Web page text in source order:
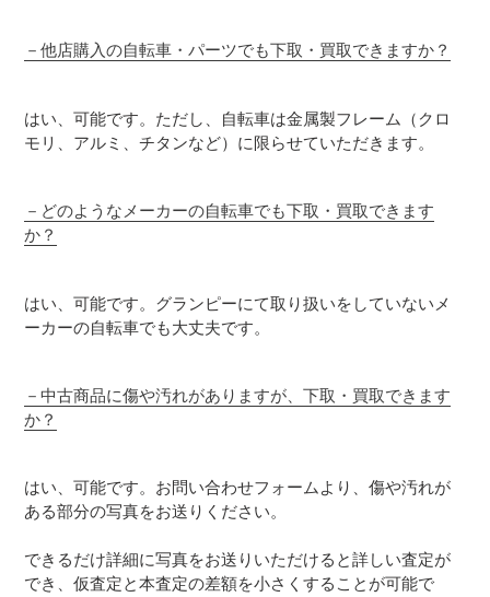
－ 他店購入の自転車・パーツでも下取・買取できますか？
はい、可能です。ただし、自転車は金属製フレーム（クロ
モリ、アルミ、チタンなど）に限らせていただきます。
－ どのようなメーカーの自転車でも下取・買取できます
か？
はい、可能です。グランピーにて取り扱いをしていないメ
ーカーの自転車でも大丈夫です。
－ 中古商品に傷や汚れがありますが、下取・買取できます
か？
はい、可能です。お問い合わせフォームより、傷や汚れが
ある部分の写真をお送りください。
できるだけ詳細に写真をお送りいただけると詳しい査定が
でき、仮査定と本査定の差額を小さくすることが可能で